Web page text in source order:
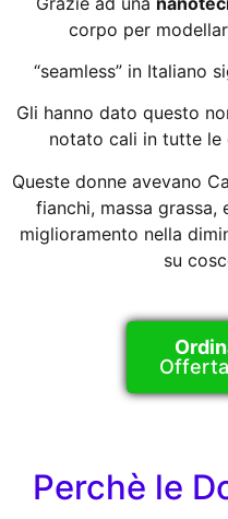
corpo per
“seamless” in Italiano
Gli hanno dato questo
notato cali in tutte le
Queste donne avevano
fianchi, massa
miglioramento nella
su
Perchè le